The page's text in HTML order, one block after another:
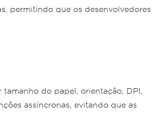
permitindo que os desenvolvedores
do papel, orientação, DPI,
assíncronas, evitando que as